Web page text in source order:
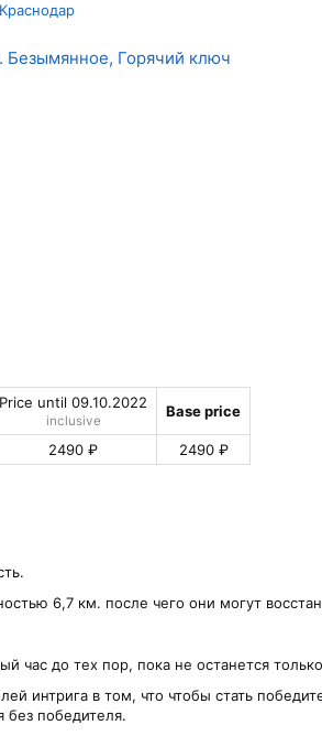
Краснодар
Безымянное, Горячий ключ
Price until 09.10.2022
inclusive
Base price
2490 ₽ 2490 ₽
6,7 км. после чего они могут
до тех пор, пока не останется
интрига в том, что чтобы стать
без победителя.